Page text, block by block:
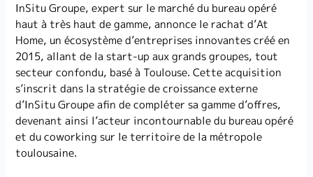
InSitu Groupe, expert sur le marché du bureau opéré
haut à très haut de gamme, annonce le rachat d’At
Home, un écosystème d’entreprises innovantes créé en
2015, allant de la start-up aux grands groupes, tout
secteur confondu, basé à Toulouse. Cette acquisition
s’inscrit dans la stratégie de croissance externe
d’InSitu Groupe afin de compléter sa gamme d’offres,
devenant ainsi l’acteur incontournable du bureau opéré
et du coworking sur le territoire de la métropole
toulousaine.